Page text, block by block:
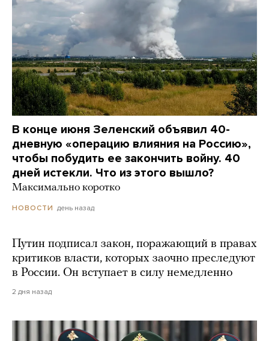
В конце июня Зеленский объявил 40-
дневную «операцию влияния на Россию»,
чтобы побудить ее закончить войну. 40
дней истекли. Что из этого вышло?
Максимально коротко
НОВОСТИ день назад
Путин подписал закон, поражающий в правах
критиков власти, которых заочно преследуют
в России. Он вступает в силу немедленно
2 дня назад